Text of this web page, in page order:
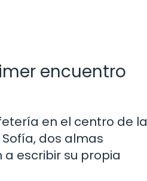
encuentro
en el centro de la
dos almas
escribir su propia